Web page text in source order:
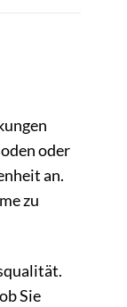
oder
an.
zu
Sie